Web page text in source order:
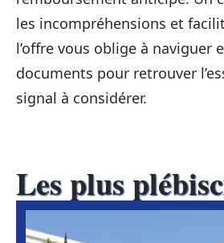
les incompréhensions et
l’offre vous oblige à naviguer
documents pour retrouver
signal à considérer.
Les plus